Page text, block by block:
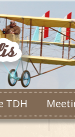
TDH